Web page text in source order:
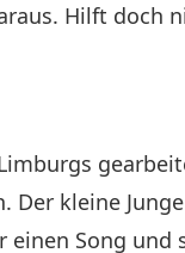
Hilft doch
Der kleine
einen Song und